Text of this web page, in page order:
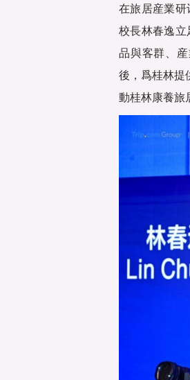
在旅居産業
校長林春逸
品與客群、
後，爲桂林提
動桂林康養旅